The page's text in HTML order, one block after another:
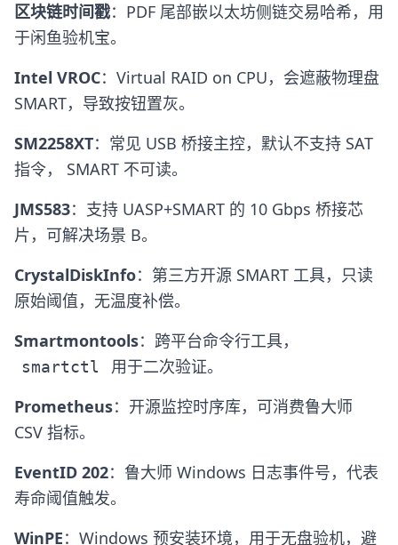
区块链时间戳：PDF 尾部嵌以太坊侧链交易哈希，用
于闲鱼验机宝。
Intel VROC：Virtual RAID on CPU，会遮蔽物理盘
SMART，导致按钮置灰。
SM2258XT：常见 USB 桥接主控，默认不支持 SAT
指令， SMART 不可读。
JMS583：支持 UASP+SMART 的 10 Gbps 桥接芯
片，可解决场景 B。
CrystalDiskInfo：第三方开源 SMART 工具，只读
原始阈值，无温度补偿。
Smartmontools：跨平台命令行工具，
smartctl
用于二次验证。
Prometheus：开源监控时序库，可消费鲁大师
CSV 指标。
EventID 202：鲁大师 Windows 日志事件号，代表
寿命阈值触发。
WinPE：Windows 预安装环境，用于无盘验机，避